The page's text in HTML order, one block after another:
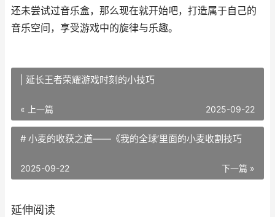
还未尝试过音乐盒，那么现在就开始吧，打造属于自己的
音乐空间，享受游戏中的旋律与乐趣。
| 延长王者荣耀游戏时刻的小技巧
« 上一篇 2025-09-22
# 小麦的收获之道——《我的全球’里面的小麦收割技巧
下一篇 »
2025-09-22
延伸阅读